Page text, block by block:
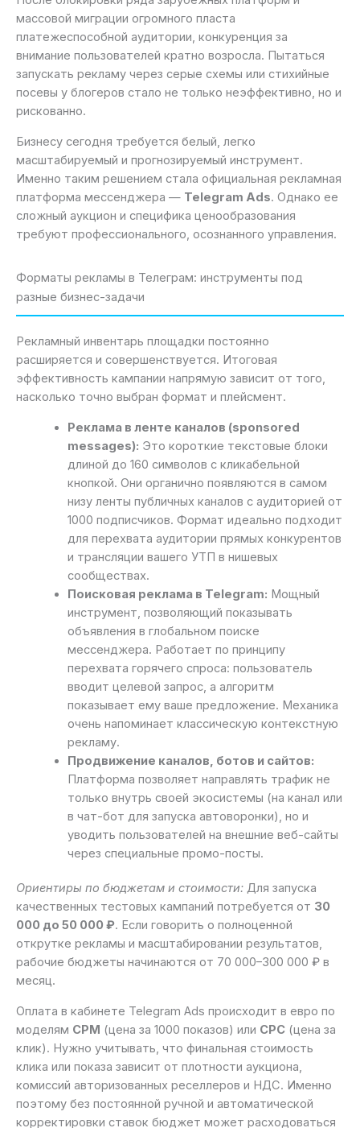
массовой миграции огромного пласта
платежеспособной аудитории, конкуренция за
внимание пользователей кратно возросла. Пытаться
запускать рекламу через серые схемы или стихийные
посевы у блогеров стало не только неэффективно, но и
рискованно.
Бизнесу сегодня требуется белый, легко
масштабируемый и прогнозируемый инструмент.
Именно таким решением стала официальная рекламная
платформа мессенджера — Telegram Ads. Однако ее
сложный аукцион и специфика ценообразования
требуют профессионального, осознанного управления.
Форматы рекламы в Телеграм: инструменты под
разные бизнес-задачи
Рекламный инвентарь площадки постоянно
расширяется и совершенствуется. Итоговая
эффективность кампании напрямую зависит от того,
насколько точно выбран формат и плейсмент.
Реклама в ленте каналов (sponsored
messages): Это короткие текстовые блоки
длиной до 160 символов с кликабельной
кнопкой. Они органично появляются в самом
низу ленты публичных каналов с аудиторией от
1000 подписчиков. Формат идеально подходит
для перехвата аудитории прямых конкурентов
и трансляции вашего УТП в нишевых
сообществах.
Поисковая реклама в Telegram: Мощный
инструмент, позволяющий показывать
объявления в глобальном поиске
мессенджера. Работает по принципу
перехвата горячего спроса: пользователь
вводит целевой запрос, а алгоритм
показывает ему ваше предложение. Механика
очень напоминает классическую контекстную
рекламу.
Продвижение каналов, ботов и сайтов:
Платформа позволяет направлять трафик не
только внутрь своей экосистемы (на канал или
в чат-бот для запуска автоворонки), но и
уводить пользователей на внешние веб-сайты
через специальные промо-посты.
Ориентиры по бюджетам и стоимости: Для запуска
качественных тестовых кампаний потребуется от 30
000 до 50 000 ₽. Если говорить о полноценной
открутке рекламы и масштабировании результатов,
рабочие бюджеты начинаются от 70 000–300 000 ₽ в
месяц.
Оплата в кабинете Telegram Ads происходит в евро по
моделям CPM (цена за 1000 показов) или CPC (цена за
клик). Нужно учитывать, что финальная стоимость
клика или показа зависит от плотности аукциона,
комиссий авторизованных реселлеров и НДС. Именно
поэтому без постоянной ручной и автоматической
корректировки ставок бюджет может расходоваться